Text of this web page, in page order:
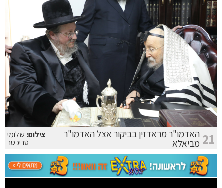
21 האדמו"ר מראדזין בביקור אצל האדמו"ר
מביאלא
צילום: שלומי
טריכטר